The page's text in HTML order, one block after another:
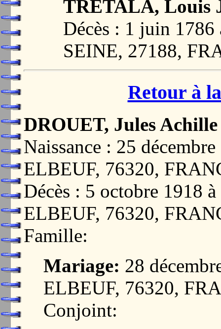
TRETALA, Louis
Décès : 1 juin
SEINE, 27188,
Retour à
DROUET, Jules Achille
Naissance : 25
ELBEUF, 76320,
Décès : 5 octobre 1918
ELBEUF, 76320,
Famille:
Mariage: 28
ELBEUF, 76320,
Conjoint: